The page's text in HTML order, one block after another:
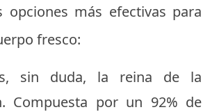
opciones más efectivas para
fresco:
sin duda, la reina de la
Compuesta por un 92% de